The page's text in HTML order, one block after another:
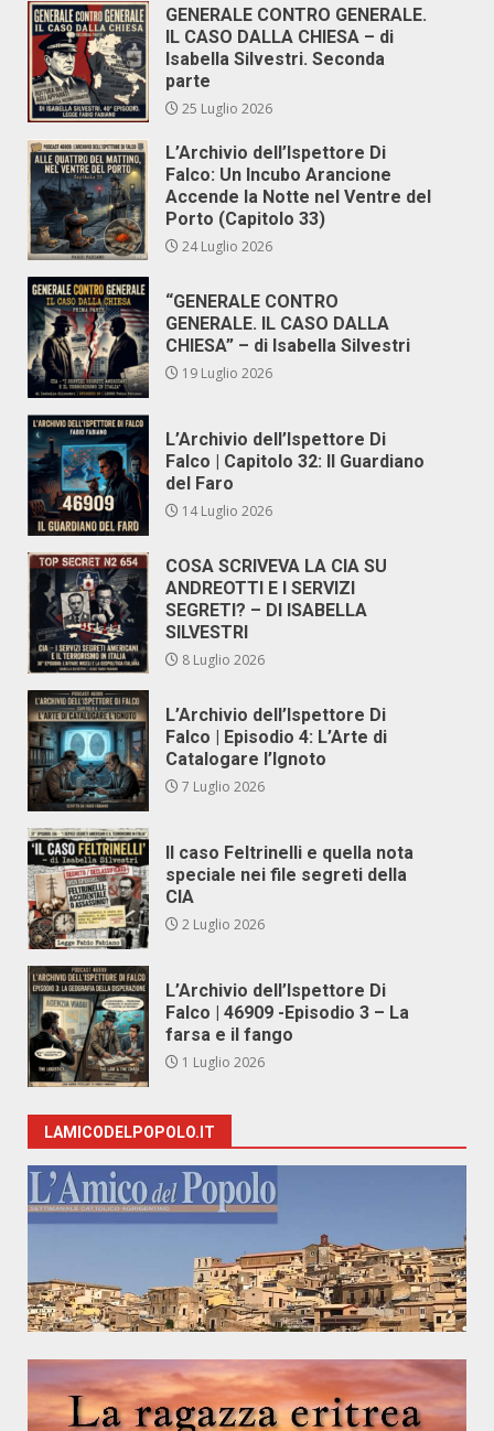
GENERALE CONTRO GENERALE.
IL CASO DALLA CHIESA – di
Isabella Silvestri. Seconda
parte
25 Luglio 2026
L’Archivio dell’Ispettore Di
Falco: Un Incubo Arancione
Accende la Notte nel Ventre del
Porto (Capitolo 33)
24 Luglio 2026
“GENERALE CONTRO
GENERALE. IL CASO DALLA
CHIESA” – di Isabella Silvestri
19 Luglio 2026
L’Archivio dell’Ispettore Di
Falco | Capitolo 32: Il Guardiano
del Faro
14 Luglio 2026
COSA SCRIVEVA LA CIA SU
ANDREOTTI E I SERVIZI
SEGRETI? – DI ISABELLA
SILVESTRI
8 Luglio 2026
L’Archivio dell’Ispettore Di
Falco | Episodio 4: L’Arte di
Catalogare l’Ignoto
7 Luglio 2026
Il caso Feltrinelli e quella nota
speciale nei file segreti della
CIA
2 Luglio 2026
L’Archivio dell’Ispettore Di
Falco | 46909 -Episodio 3 – La
farsa e il fango
1 Luglio 2026
LAMICODELPOPOLO.IT